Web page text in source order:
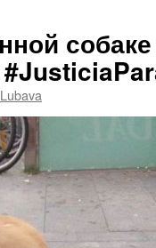
собаке
Lubava